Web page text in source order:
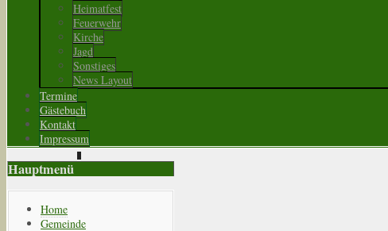
Heimatfest
Feuerwehr
Kirche
Jagd
Sonstiges
News Layout
Termine
Gästebuch
Kontakt
Impressum
Hauptmenü
Home
Gemeinde